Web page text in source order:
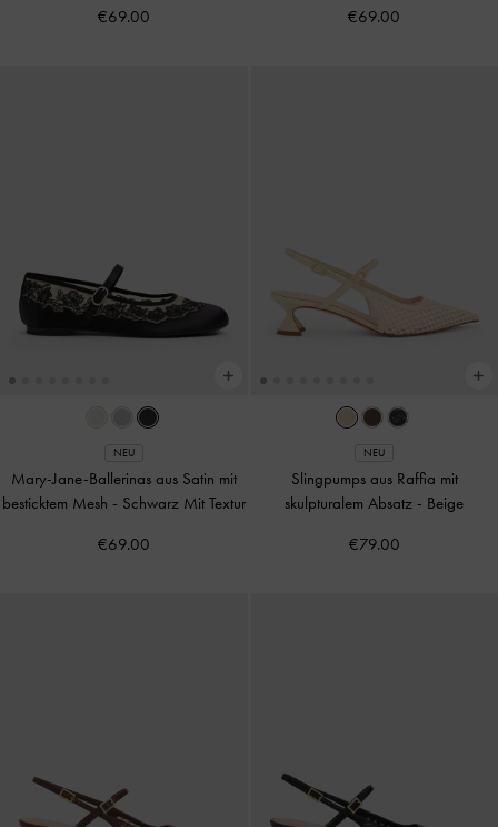
€69.00 €69.00
NEU
Mary-Jane-Ballerinas aus Satin mit
besticktem Mesh - Schwarz Mit Textur
€69.00
NEU
Slingpumps aus Raffia mit
skulpturalem Absatz - Beige
€79.00